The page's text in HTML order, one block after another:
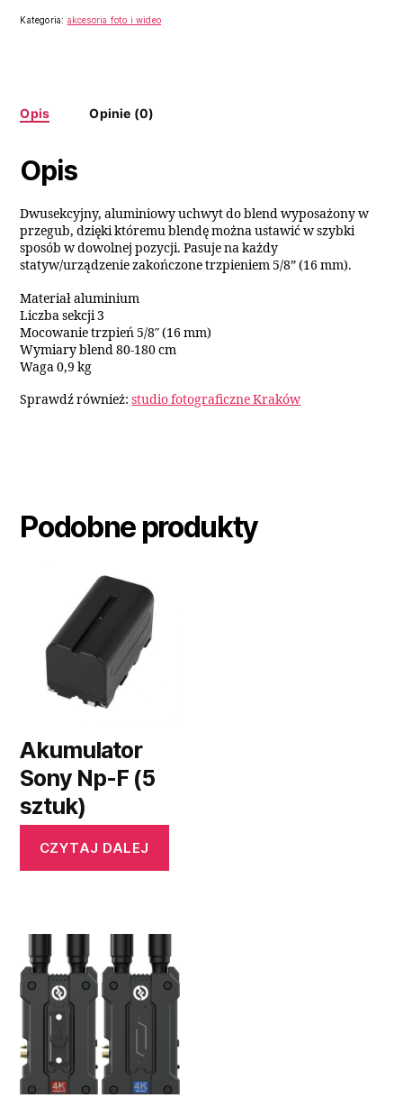
Kategoria: akcesoria foto i wideo
Opis Opinie (0)
Opis
Dwusekcyjny, aluminiowy uchwyt do blend wyposażony w
przegub, dzięki któremu blendę można ustawić w szybki
sposób w dowolnej pozycji. Pasuje na każdy
statyw/urządzenie zakończone trzpieniem 5/8” (16 mm).
Materiał aluminium
Liczba sekcji 3
Mocowanie trzpień 5/8″ (16 mm)
Wymiary blend 80-180 cm
Waga 0,9 kg
Sprawdź również:studio fotograficzne Kraków
Podobne produkty
Akumulator
Sony Np-F (5
sztuk)
CZYTAJ DALEJ